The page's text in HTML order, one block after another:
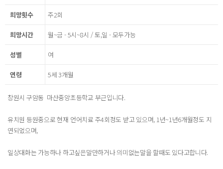
희망횟수 주2회
희망시간 월~금 - 5시~8시 / 토,일 - 모두가능
성별 여
연령 5세 3개월
창원시 구암동 마산중앙초등학교 부근입니다.
유치원 등원중으로 현재 언어치료 주4회정도 받고 있으며, 1년~1년6개월정도 지
연되었으며,
일상대화는 가능하나 하고싶은말만하거나 의미없는말을 할때도 있다고합니다.